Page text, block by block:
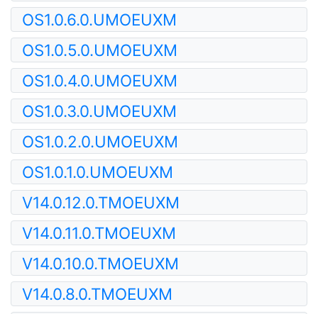
OS1.0.6.0.UMOEUXM
OS1.0.5.0.UMOEUXM
OS1.0.4.0.UMOEUXM
OS1.0.3.0.UMOEUXM
OS1.0.2.0.UMOEUXM
OS1.0.1.0.UMOEUXM
V14.0.12.0.TMOEUXM
V14.0.11.0.TMOEUXM
V14.0.10.0.TMOEUXM
V14.0.8.0.TMOEUXM